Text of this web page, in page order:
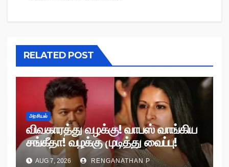
RELATED POST
அரசியல்
விவகாரத்து வழக்கு! வாபஸ் வாங்கிய
சங்கீதா! வழக்கு முடித்து வைப்பு!
AUG 7, 2026 RENGANATHAN P